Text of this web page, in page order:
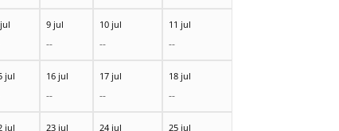
9 jul
--
10 jul
--
11 jul
--
jul 16 jul
--
17 jul
--
18 jul
--
jul 23 jul 24 jul 25 jul